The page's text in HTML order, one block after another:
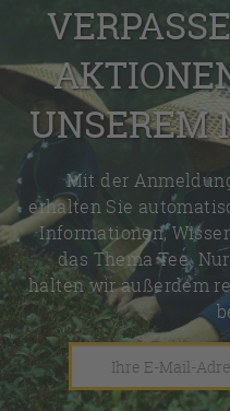
UNSEREM
Mit der
erhalten Sie
Informationen,
das Thema Tee.
halten wir außerdem